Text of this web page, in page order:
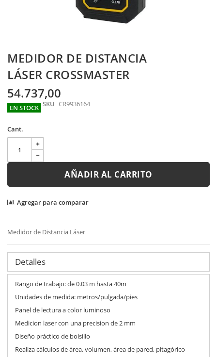
Skip
to
the
beginning
of
the
images
gallery
MEDIDOR DE DISTANCIA
LÁSER CROSSMASTER
54.737,00
EN STOCK SKU CR9936164
Cant.
AÑADIR AL CARRITO
Agregar para comparar
Medidor de Distancia Láser
Detalles
Rango de trabajo: de 0.03 m hasta 40m
Unidades de medida: metros/pulgada/pies
Panel de lectura a color luminoso
Medicion laser con una precision de 2 mm
Diseño práctico de bolsillo
Realiza cálculos de área, volumen, área de pared, pitagórico